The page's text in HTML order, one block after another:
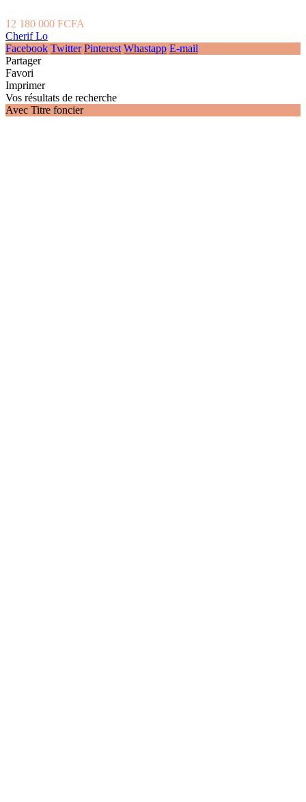
12 180 000 FCFA
Cherif Lo
Facebook Twitter Pinterest Whastapp E-mail
Partager
Favori
Imprimer
Vos résultats de recherche
Avec Titre foncier